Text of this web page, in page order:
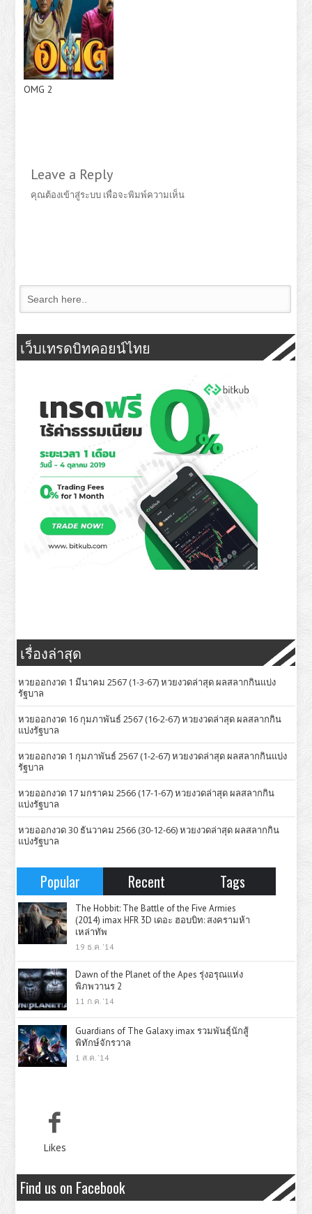
OMG 2
Leave a Reply
คุณต้องเข้าสู่ระบบ เพื่อจะพิมพ์ความเห็น
เว็บเทรดบิทคอยน์ไทย
เรื่องล่าสุด
หวยออกงวด 1 มีนาคม 2567 (1-3-67) หวยงวดล่าสุด ผลสลากกินแบ่ง
รัฐบาล
หวยออกงวด 16 กุมภาพันธ์ 2567 (16-2-67) หวยงวดล่าสุด ผลสลากกิน
แบ่งรัฐบาล
หวยออกงวด 1 กุมภาพันธ์ 2567 (1-2-67) หวยงวดล่าสุด ผลสลากกินแบ่ง
รัฐบาล
หวยออกงวด 17 มกราคม 2566 (17-1-67) หวยงวดล่าสุด ผลสลากกิน
แบ่งรัฐบาล
หวยออกงวด 30 ธันวาคม 2566 (30-12-66) หวยงวดล่าสุด ผลสลากกิน
แบ่งรัฐบาล
Popular Recent Tags
The Hobbit: The Battle of the Five Armies
(2014) imax HFR 3D เดอะ ฮอบบิท: สงครามห้า
เหล่าทัพ
19 ธ.ค. '14
Dawn of the Planet of the Apes รุ่งอรุณแห่ง
พิภพวานร 2
11 ก.ค. '14
Guardians of The Galaxy imax รวมพันธุ์นักสู้
พิทักษ์จักรวาล
1 ส.ค. '14
Likes
Find us on Facebook